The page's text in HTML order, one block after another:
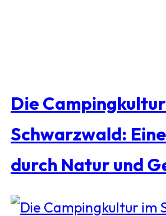
Die
Schwarzwald:
durch Natur und